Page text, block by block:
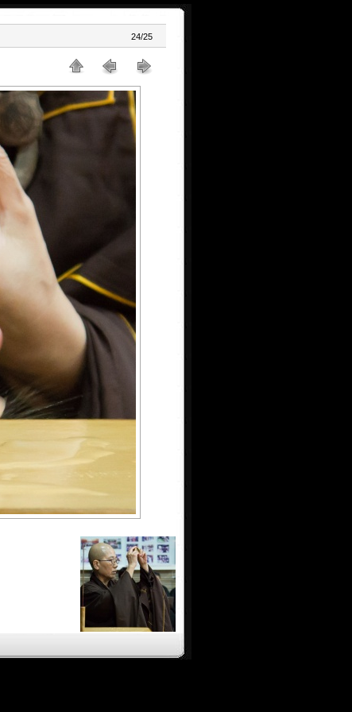
24/25